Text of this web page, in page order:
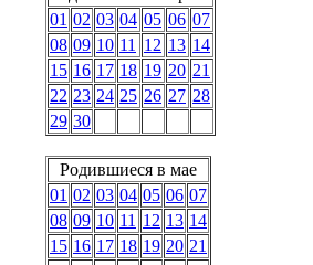
01 02 03 04 05 06 07
08 09 10 11 12 13 14
15 16 17 18 19 20 21
22 23 24 25 26 27 28
29 30
Родившиеся в мае
01 02 03 04 05 06 07
08 09 10 11 12 13 14
15 16 17 18 19 20 21